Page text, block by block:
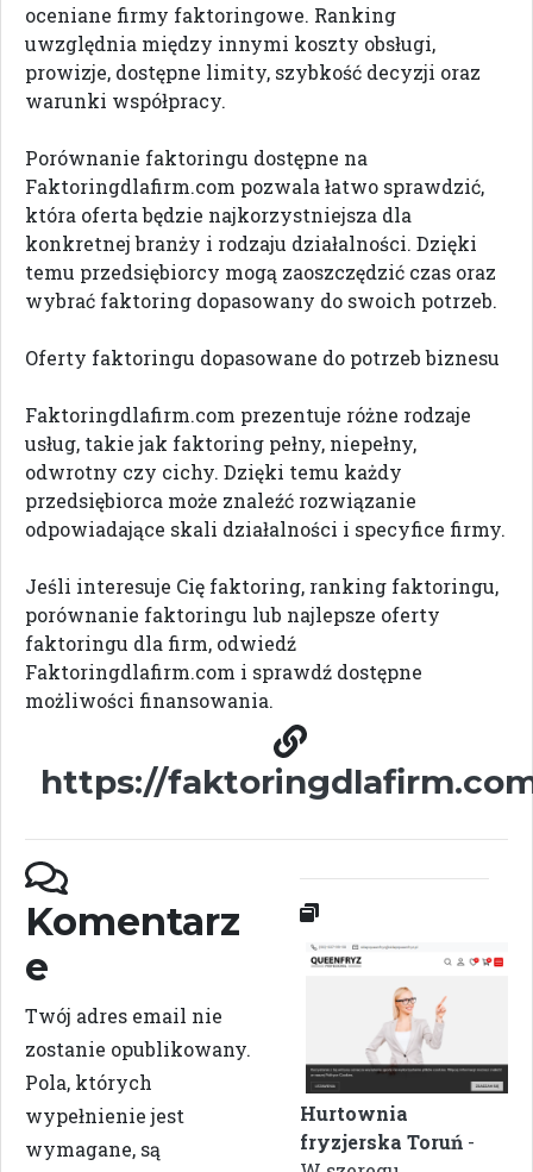
oceniane firmy faktoringowe. Ranking
uwzględnia między innymi koszty obsługi,
prowizje, dostępne limity, szybkość decyzji oraz
warunki współpracy.
Porównanie faktoringu dostępne na
Faktoringdlafirm.com pozwala łatwo sprawdzić,
która oferta będzie najkorzystniejsza dla
konkretnej branży i rodzaju działalności. Dzięki
temu przedsiębiorcy mogą zaoszczędzić czas oraz
wybrać faktoring dopasowany do swoich potrzeb.
Oferty faktoringu dopasowane do potrzeb biznesu
Faktoringdlafirm.com prezentuje różne rodzaje
usług, takie jak faktoring pełny, niepełny,
odwrotny czy cichy. Dzięki temu każdy
przedsiębiorca może znaleźć rozwiązanie
odpowiadające skali działalności i specyfice firmy.
Jeśli interesuje Cię faktoring, ranking faktoringu,
porównanie faktoringu lub najlepsze oferty
faktoringu dla firm, odwiedź
Faktoringdlafirm.com i sprawdź dostępne
możliwości finansowania.
https://
Komentarz
e
Twój adres email nie
zostanie opublikowany.
Pola, których
wypełnienie jest
wymagane, są
Hurtownia
fryzjerska Toruń -